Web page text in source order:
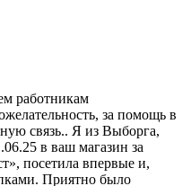
работникам
за помощь в
связь.. Я из Выборга,
в ваш магазин за
посетила впервые и,
Приятно было